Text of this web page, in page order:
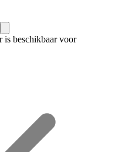
is beschikbaar voor